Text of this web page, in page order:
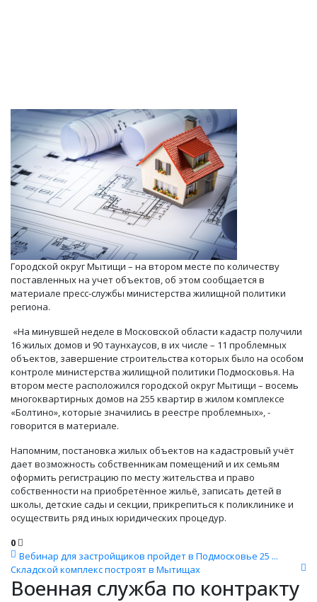
Городской округ Мытищи – на втором месте по количеству
поставленных на учет объектов, об этом сообщается в
материале пресс-службы министерства жилищной политики
региона.
«На минувшей неделе в Московской области кадастр получили
16 жилых домов и 90 таунхаусов, в их числе – 11 проблемных
объектов, завершение строительства которых было на особом
контроле министерства жилищной политики Подмосковья. На
втором месте расположился городской округ Мытищи – восемь
многоквартирных домов на 255 квартир в жилом комплексе
«Болтино», которые значились в реестре проблемных», -
говорится в материале.
Напомним, постановка жилых объектов на кадастровый учёт
дает возможность собственникам помещений и их семьям
оформить регистрацию по месту жительства и право
собственности на приобретённое жильё, записать детей в
школы, детские сады и секции, прикрепиться к поликлинике и
осуществить ряд иных юридических процедур.
0
Вебинар для застройщиков пройдет в Подмосковье 25 ...
Складской комплекс построят в Мытищах
Военная служба по контракту